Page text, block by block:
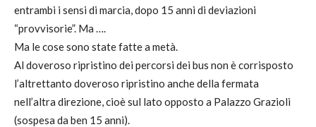
entrambi i sensi di marcia, dopo 15 anni di deviazioni
“provvisorie”. Ma ….
Ma le cose sono state fatte a metà.
Al doveroso ripristino dei percorsi dei bus non è corrisposto
l’altrettanto doveroso ripristino anche della fermata
nell’altra direzione, cioè sul lato opposto a Palazzo Grazioli
(sospesa da ben 15 anni).